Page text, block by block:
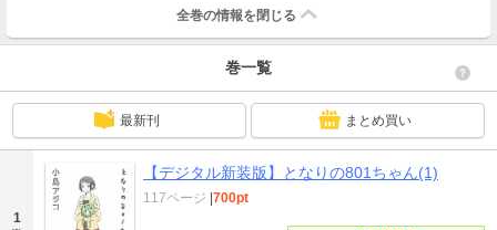
全巻の情報を 閉じる
巻一覧
最新刊 まとめ買い
1
【デジタル新装版】となりの801ちゃん(1)
117ページ |700pt